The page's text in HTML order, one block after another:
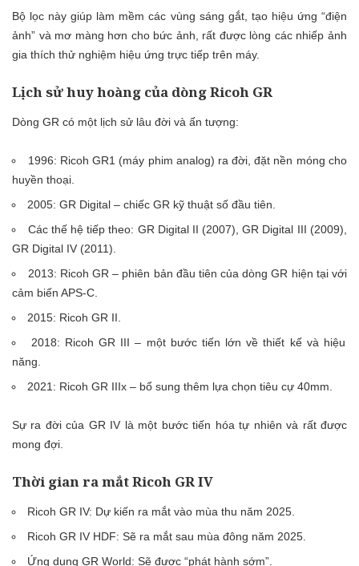
Bộ lọc này giúp làm mềm các vùng sáng gắt, tạo hiệu ứng “điện
ảnh” và mơ màng hơn cho bức ảnh, rất được lòng các nhiếp ảnh
gia thích thử nghiệm hiệu ứng trực tiếp trên máy.
Lịch sử huy hoàng của dòng Ricoh GR
Dòng GR có một lịch sử lâu đời và ấn tượng:
1996: Ricoh GR1 (máy phim analog) ra đời, đặt nền móng cho
huyền thoại.
2005: GR Digital – chiếc GR kỹ thuật số đầu tiên.
Các thế hệ tiếp theo: GR Digital II (2007), GR Digital III (2009),
GR Digital IV (2011).
2013: Ricoh GR – phiên bản đầu tiên của dòng GR hiện tại với
cảm biến APS-C.
2015: Ricoh GR II.
2018: Ricoh GR III – một bước tiến lớn về thiết kế và hiệu
năng.
2021: Ricoh GR IIIx – bổ sung thêm lựa chọn tiêu cự 40mm.
Sự ra đời của GR IV là một bước tiến hóa tự nhiên và rất được
mong đợi.
Thời gian ra mắt Ricoh GR IV
Ricoh GR IV: Dự kiến ra mắt vào mùa thu năm 2025.
Ricoh GR IV HDF: Sẽ ra mắt sau mùa đông năm 2025.
Ứng dụng GR World: Sẽ được “phát hành sớm”.